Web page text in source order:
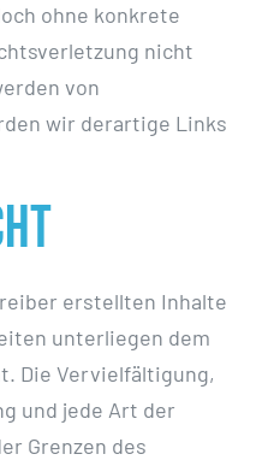
ohne konkrete
nicht
von
wir derartige Links
erstellten Inhalte
unterliegen dem
Die Vervielfältigung,
und jede Art der
Grenzen des